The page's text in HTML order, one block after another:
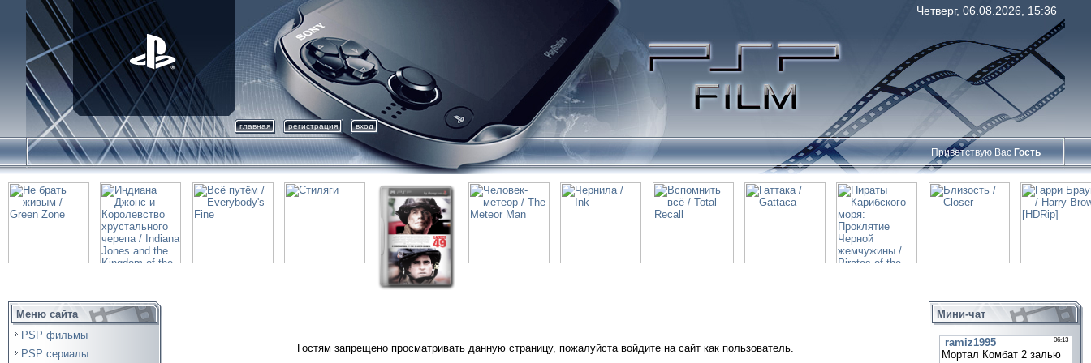
Четверг, 06.08.2026, 15:36
главная регистрация вход
Приветствую Вас Гость
Меню сайта
PSP фильмы
PSP сериалы
Гостям запрещено просматривать данную страницу, пожалуйста войдите на сайт как пользователь.
Мини-чат